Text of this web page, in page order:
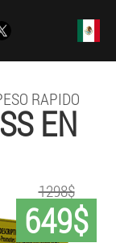
RAPIDO
EN
649$
1298$